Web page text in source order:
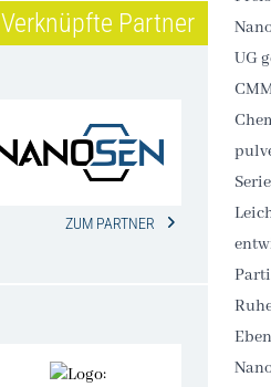
UG
Verknüpfte Partner
ZUM PARTNER